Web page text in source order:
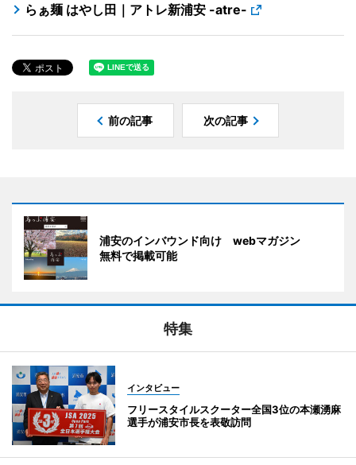
らぁ麺 はやし田｜アトレ新浦安 -atre-
前の記事 次の記事
浦安のインバウンド向け webマガジン
無料で掲載可能
特集
インタビュー
フリースタイルスクーター全国3位の本瀬湧麻
選手が浦安市長を表敬訪問